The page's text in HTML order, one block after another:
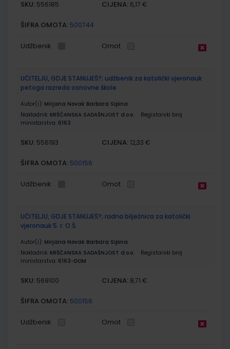
SKU: 556185 CIJENA: 6,17 €
ŠIFRA OMOTA: 500744
Udžbenik Omot
UČITELJU, GDJE STANUJEŠ?; udžbenik za katolički vjeronauk
petoga razreda osnovne škole
Autor(i): Mirjana Novak Barbara Sipina
Nakladnik: KRŠĆANSKA SADAŠNJOST d.o.o.
Registarski broj
ministarstva: 6163
SKU: 556193 CIJENA: 12,33 €
ŠIFRA OMOTA: 500156
Udžbenik Omot
UČITELJU, GDJE STANUJEŠ?; radna bilježnica za katolički
vjeronauk 5. r. O.Š.
Autor(i): Mirjana Novak Barbara Sipina
Nakladnik: KRŠĆANSKA SADAŠNJOST d.o.o.
Registarski broj
ministarstva: 6163-DOM
SKU: 569100 CIJENA: 8,71 €
ŠIFRA OMOTA: 500156
Udžbenik Omot